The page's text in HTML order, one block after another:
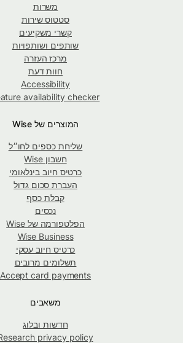
משרות
סטטוס שירות
קשרי משקיעים
שותפים ושותפויות
מרכז העזרה
חוות דעת
Accessibility
Feature availability checker
המוצרים של Wise
שליחת כספים לחו״ל
חשבון Wise
כרטיס חיוב בינלאומי
העברת סכום גדול
קבלת כסף
נכסים
הפלטפורמה של Wise
Wise Business
כרטיס חיוב עסקי
תשלומים מרובים
Accept card payments
משאבים
חדשות ובלוג
Research privacy policy